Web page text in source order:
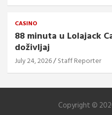
CASINO
88 minuta u Lolajack
doživljaj
July 24, 2026 Staff Reporter
Copyright ©